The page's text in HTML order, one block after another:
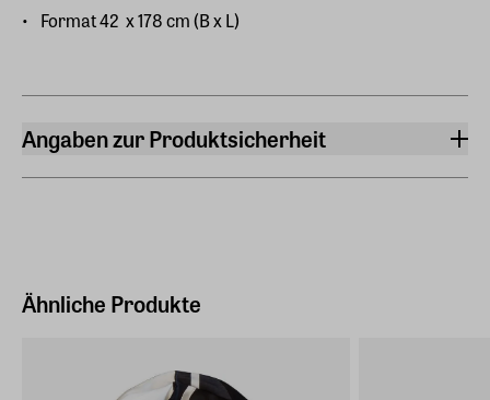
Format 42 x 178 cm (B x L)
Angaben zur Produktsicherheit
Deutschland (EU)
Ähnliche Produkte